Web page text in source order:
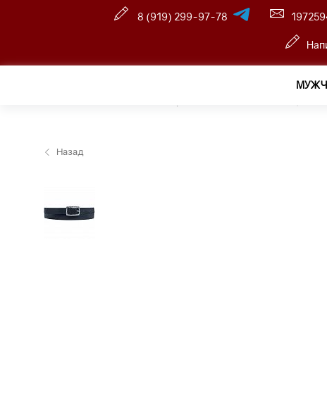
8 (919) 299-97-78
Назад